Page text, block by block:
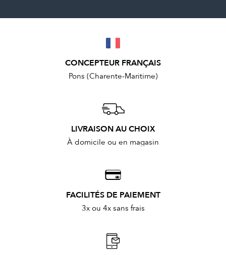
CONCEPTEUR FRANÇAIS
Pons (Charente-Maritime)
LIVRAISON AU CHOIX
À domicile ou en magasin
FACILITÉS DE PAIEMENT
3x ou 4x sans frais